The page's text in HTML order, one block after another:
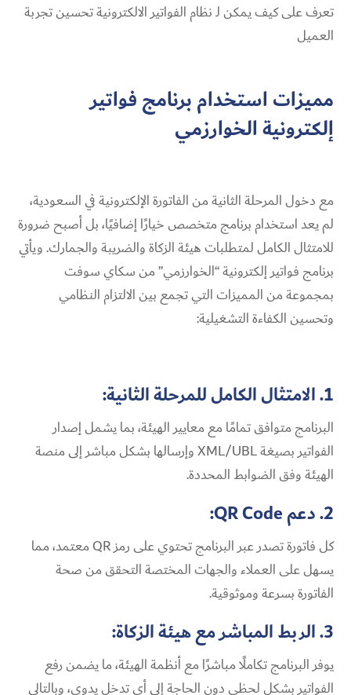
تعرف على كيف يمكن لـ نظام الفواتير الالكترونية تحسين تجربة
العميل
مميزات استخدام برنامج فواتير
إلكترونية الخوارزمي
مع دخول المرحلة الثانية من الفاتورة الإلكترونية في السعودية،
لم يعد استخدام برنامج متخصص خيارًا إضافيًا، بل أصبح ضرورة
للامتثال الكامل لمتطلبات هيئة الزكاة والضريبة والجمارك. ويأتي
برنامج فواتير إلكترونية “الخوارزمي” من سكاي سوفت
بمجموعة من المميزات التي تجمع بين الالتزام النظامي
وتحسين الكفاءة التشغيلية:
1. الامتثال الكامل للمرحلة الثانية:
البرنامج متوافق تمامًا مع معايير الهيئة، بما يشمل إصدار
الفواتير بصيغة XML/UBL وإرسالها بشكل مباشر إلى منصة
الهيئة وفق الضوابط المحددة.
2. دعم QR Code:
كل فاتورة تصدر عبر البرنامج تحتوي على رمز QR معتمد، مما
يسهل على العملاء والجهات المختصة التحقق من صحة
الفاتورة بسرعة وموثوقية.
3. الربط المباشر مع هيئة الزكاة:
يوفر البرنامج تكاملًا مباشرًا مع أنظمة الهيئة، ما يضمن رفع
الفواتير بشكل لحظي دون الحاجة إلى أي تدخل يدوي، وبالتالي